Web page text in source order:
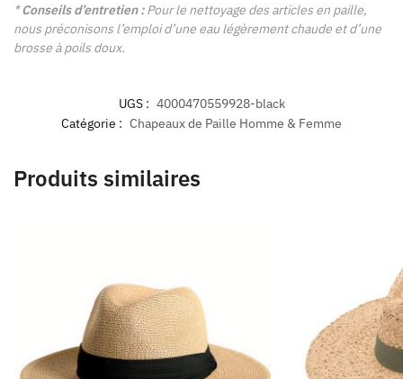
*Conseils d’entretien :Pour le nettoyage des articles en paille,
nous préconisons l’emploi d’une eau légèrement chaude et d’une
brosse à poils doux.
UGS : 4000470559928-black
Catégorie : Chapeaux de Paille Homme & Femme
Produits similaires